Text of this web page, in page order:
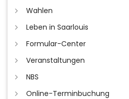
Wahlen
Leben in Saarlouis
Formular-Center
Veranstaltungen
NBS
Online-Terminbuchung